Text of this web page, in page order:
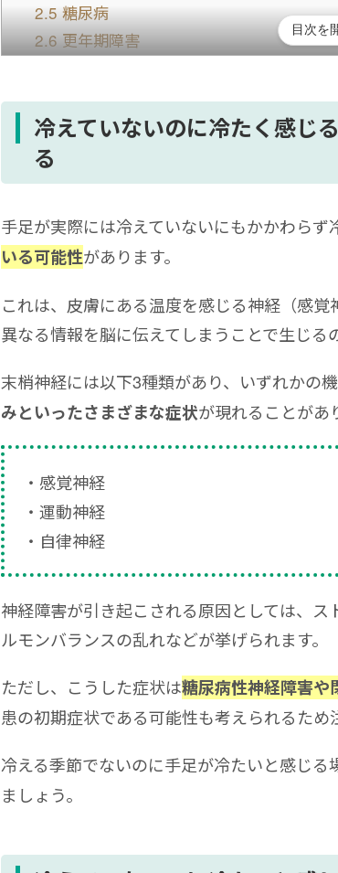
2.5糖尿病
2.6更年期障害
冷えていないのに冷たく感じる症状に対す
6 冷えていないのに冷たい症状は早めの受診を
目次を
冷えていないのに冷たく感じ
る
手足が実際には冷えていないにもかかわらず
いる可能性があります。
これは、皮膚にある温度を感じる神経（感
異なる情報を脳に伝えてしまうことで生じる
末梢神経には以下3種類があり、いずれかの機
みといったさまざまな症状が現れることがあ
感覚神経
運動神経
自律神経
神経障害が引き起こされる原因としては、
ルモンバランスの乱れなどが挙げられます。
ただし、こうした症状は糖尿病性神経障害や
患の初期症状である可能性も考えられるため
冷える季節でないのに手足が冷たいと感じる
ましょう。